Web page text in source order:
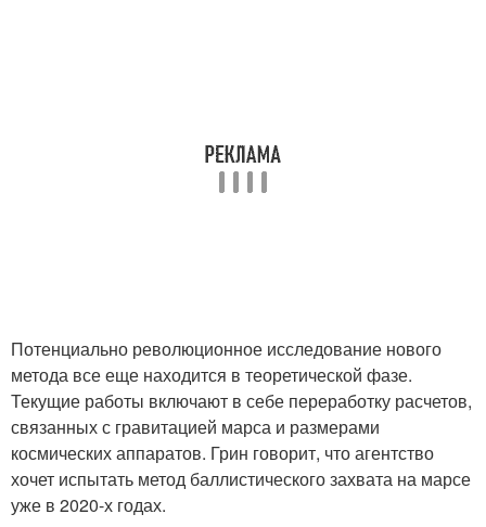
Потенциально революционное исследование нового
метода все еще находится в теоретической фазе.
Текущие работы включают в себе переработку расчетов,
связанных с гравитацией марса и размерами
космических аппаратов. Грин говорит, что агентство
хочет испытать метод баллистического захвата на марсе
уже в 2020-х годах.